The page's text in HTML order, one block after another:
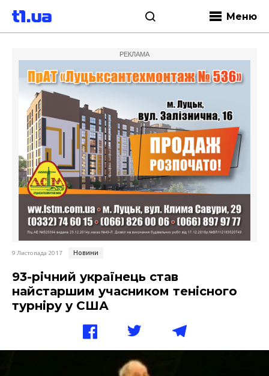
Меню
РЕКЛАМА
9 Листопада 2017 Новини
93-річний українець став
найстаршим учасником тенісного
турніру у США